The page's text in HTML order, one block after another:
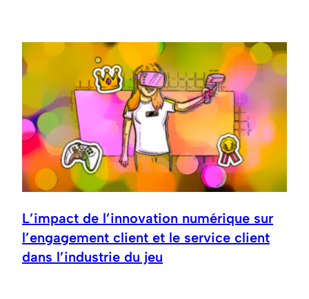
L’impact de l’innovation numérique sur
l’engagement client et le service client
dans l’industrie du jeu